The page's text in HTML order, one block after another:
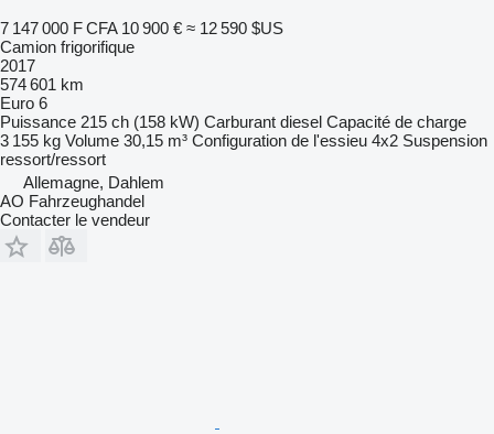
7 147 000 F CFA 10 900 € ≈ 12 590 $US
Camion frigorifique
2017
574 601 km
Euro 6
Puissance 215 ch (158 kW) Carburant diesel Capacité de charge
3 155 kg Volume 30,15 m³ Configuration de l'essieu 4x2 Suspension
ressort/ressort
Allemagne, Dahlem
AO Fahrzeughandel
Contacter le vendeur